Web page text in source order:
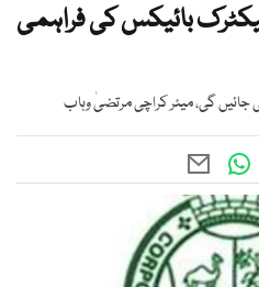
بائیکس کی فراہمی
جائیں گی، میئر کراچی مرتضیٰ وہاب